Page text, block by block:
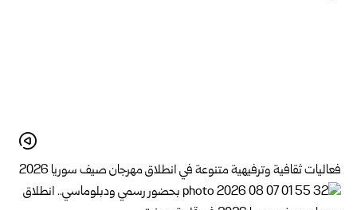
فعاليات ثقافية وترفيهية متنوعة في انطلاق مهرجان صيف سوريا 2026